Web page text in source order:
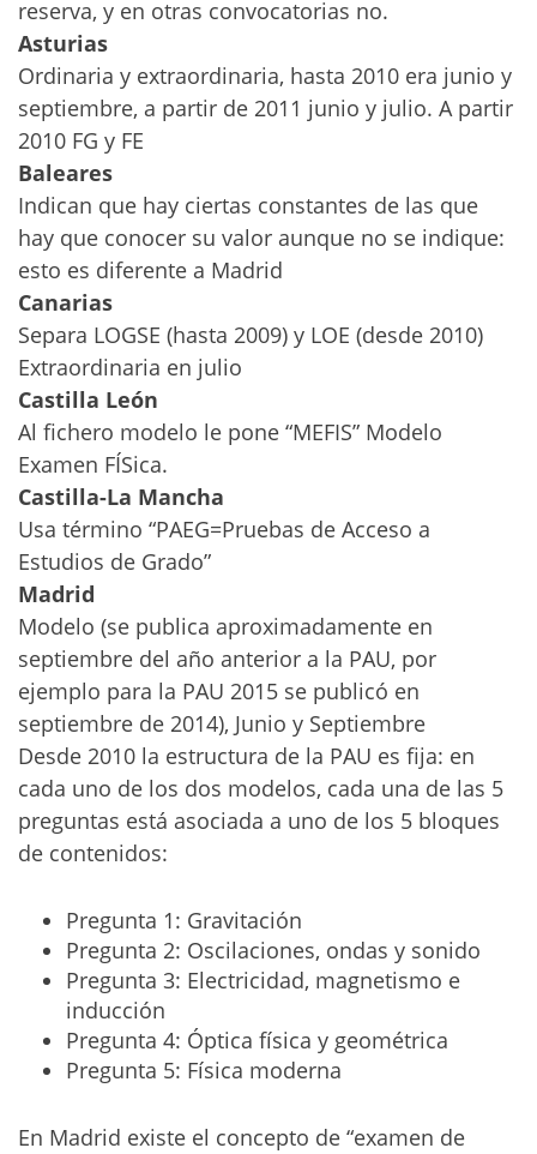
reserva, y en otras convocatorias no.
Asturias
Ordinaria y extraordinaria, hasta 2010 era junio y
septiembre, a partir de 2011 junio y julio. A partir
2010 FG y FE
Baleares
Indican que hay ciertas constantes de las que
hay que conocer su valor aunque no se indique:
esto es diferente a Madrid
Canarias
Separa LOGSE (hasta 2009) y LOE (desde 2010)
Extraordinaria en julio
Castilla León
Al fichero modelo le pone “MEFIS” Modelo
Examen FÍSica.
Castilla-La Mancha
Usa término “PAEG=Pruebas de Acceso a
Estudios de Grado”
Madrid
Modelo (se publica aproximadamente en
septiembre del año anterior a la PAU, por
ejemplo para la PAU 2015 se publicó en
septiembre de 2014), Junio y Septiembre
Desde 2010 la estructura de la PAU es fija: en
cada uno de los dos modelos, cada una de las 5
preguntas está asociada a uno de los 5 bloques
de contenidos:
Pregunta 1: Gravitación
Pregunta 2: Oscilaciones, ondas y sonido
Pregunta 3: Electricidad, magnetismo e
inducción
Pregunta 4: Óptica física y geométrica
Pregunta 5: Física moderna
En Madrid existe el concepto de “examen de